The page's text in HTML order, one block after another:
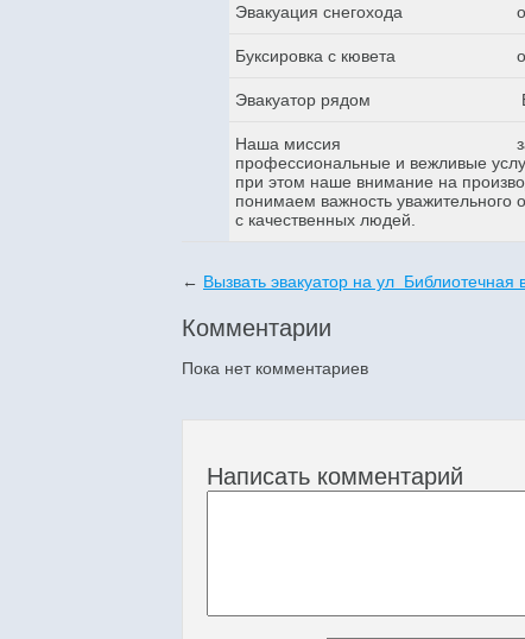
Эвакуация снегохода
Буксировка с кювета
Эвакуатор рядом
Наша миссия
профессиональные и вежливые
при этом наше внимание на
понимаем важность уважительного
с качественных людей.
← Вызвать эвакуатор на ул Библиотечная
Комментарии
Пока нет комментариев
Написать комментарий